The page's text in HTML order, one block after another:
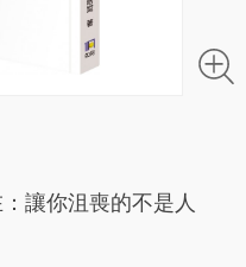
讓你沮喪的不是人